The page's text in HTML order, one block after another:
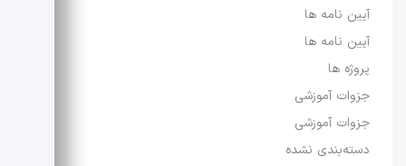
آیین نامه ها
آیین نامه ها
پروژه ها
جزوات آموزشی
جزوات آموزشی
دسته‌بندی نشده